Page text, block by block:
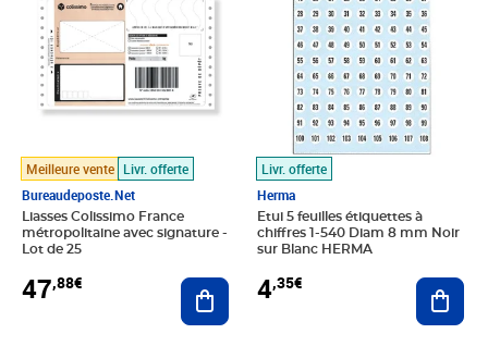
Meilleure vente Livr. offerte
Bureaudeposte.net
Liasses Colissimo France
métropolitaine avec signature -
Lot de 25
47,88€ Ajouter au panier
Livr. offerte
Herma
Etui 5 feuilles étiquettes à
chiffres 1-540 Diam 8 mm Noir
sur Blanc HERMA
4,35€